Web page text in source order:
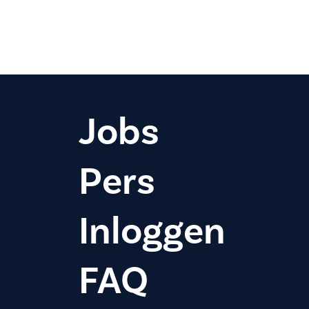
Jobs
Pers
Inloggen
FAQ